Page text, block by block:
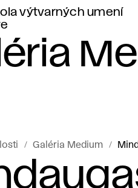
výtvarných umení
Galéria Medium